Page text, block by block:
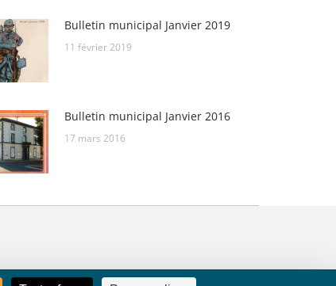
Bulletin municipal Janvier 2019
11 février 2019
Bulletin municipal Janvier 2016
17 mars 2016